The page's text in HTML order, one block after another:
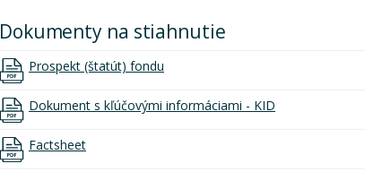
Dokumenty na stiahnutie
Prospekt (štatút) fondu
Dokument s kľúčovými informáciami - KID
Factsheet